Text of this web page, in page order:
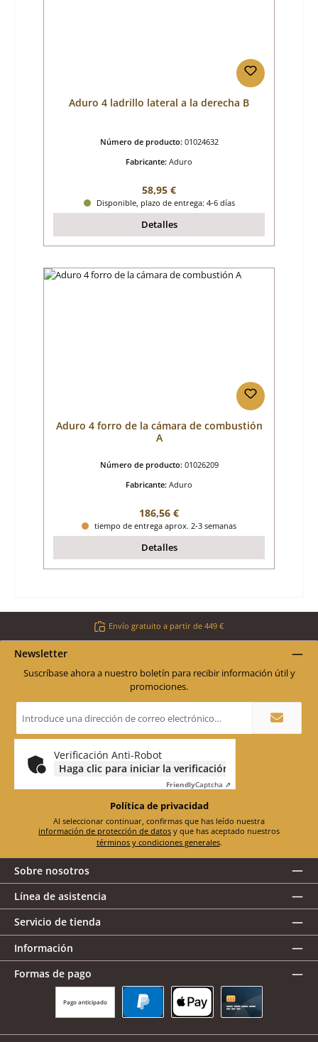
Aduro 4 ladrillo lateral a la derecha B
Número de producto: 01024632
Fabricante: Aduro
Precio normal:
58,95 €
Disponible, plazo de entrega: 4-6 días
Detalles
Aduro 4 forro de la cámara de combustión
A
Número de producto: 01026209
Fabricante: Aduro
Precio normal:
186,56 €
tiempo de entrega aprox. 2-3 semanas
Detalles
Envío gratuito a partir de 449 €
Newsletter
Suscríbase ahora a nuestro boletín para recibir información útil y
promociones.
de
correo
electrónico
Verificación Anti-Robot
Haga clic para iniciar la verificación
FriendlyCaptcha ⇗
Política de privacidad
información de protección de datos
términos y condiciones generales.
Sobre nosotros
Línea de asistencia
Servicio de tienda
Información
Formas de pago
Pago anticipado